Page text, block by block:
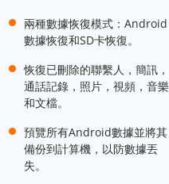
兩種數據恢復模式：Android
數據恢復和SD卡恢復。
恢復已刪除的聯繫人，簡訊，
通話記錄，照片，視頻，音樂
和文檔。
預覽所有Android數據並將其
備份到計算機，以防數據丟
失。